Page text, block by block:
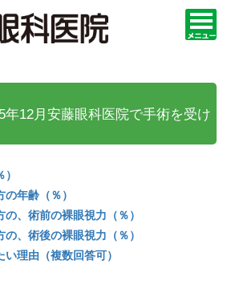
年12月安藤眼科医院で手術を受け
年齢（％）
、術前の裸眼視力（％）
、術後の裸眼視力（％）
理由（複数回答可）